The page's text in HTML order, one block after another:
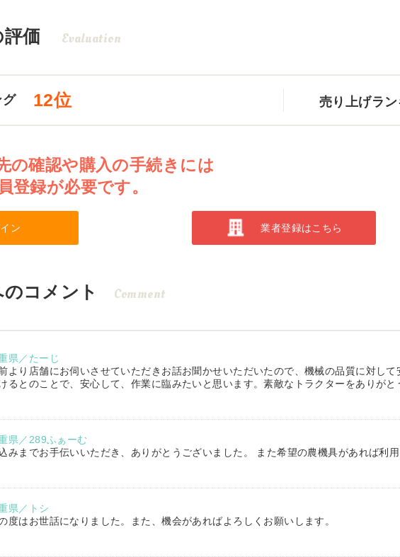
評価 Evaluation
グ 12位 売り上げラ
の確認や購入の手続きには
登録が必要です。
ン 業者登録はこちら
コメント Comment
県／たーじ
より店舗にお伺いさせていただきお話お聞かせいただいたので、機械の品質に対し
るとのことで、安心して、作業に臨みたいと思います。素敵なトラクターをありがと
県／289ふぁーむ
みまでお手伝いいただき、ありがとうございました。 また希望の農機具があれば利用
県／トシ
度はお世話になりました。また、機会があればよろしくお願いします。